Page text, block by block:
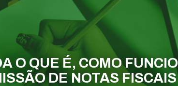
Abertura de Empresas
Assessoria jurídica
Links Úteis
O QUE É, COMO
DE NOTAS FISCAIS